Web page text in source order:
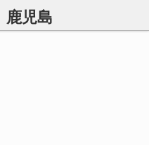
鹿児島